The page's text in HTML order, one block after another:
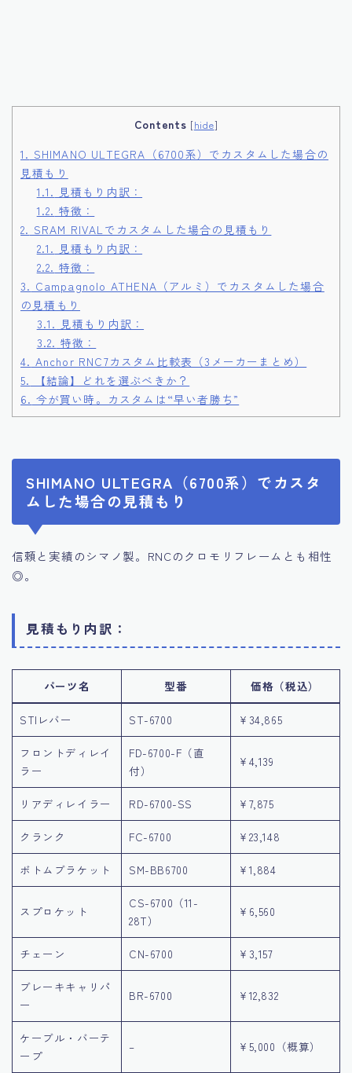
Contents [hide]
1. SHIMANO ULTEGRA（6700系）でカスタムした場合の
見積もり
1.1. 見積もり内訳：
1.2. 特徴：
2. SRAM RIVALでカスタムした場合の見積もり
2.1. 見積もり内訳：
2.2. 特徴：
3. Campagnolo ATHENA（アルミ）でカスタムした場合
の見積もり
3.1. 見積もり内訳：
3.2. 特徴：
4. Anchor RNC7カスタム比較表（3メーカーまとめ）
5.
【結論】どれを選ぶべきか？
6. 今が買い時。カスタムは“早い者勝ち”
SHIMANO ULTEGRA（6700系）でカスタ
ムした場合の見積もり
信頼と実績のシマノ製。RNCのクロモリフレームとも相性
◎。
見積もり内訳：
パーツ名 型番 価格（税込）
STIレバー ST-6700 ¥34,865
フロントディレイ
ラー
FD-6700-F（直
付）
¥4,139
リアディレイラー RD-6700-SS ¥7,875
クランク FC-6700 ¥23,148
ボトムブラケット SM-BB6700 ¥1,884
スプロケット
CS-6700（11-
28T）
¥6,560
チェーン CN-6700 ¥3,157
ブレーキキャリパ
ー
BR-6700 ¥12,832
ケーブル・バーテ
ープ
– ¥5,000（概算）